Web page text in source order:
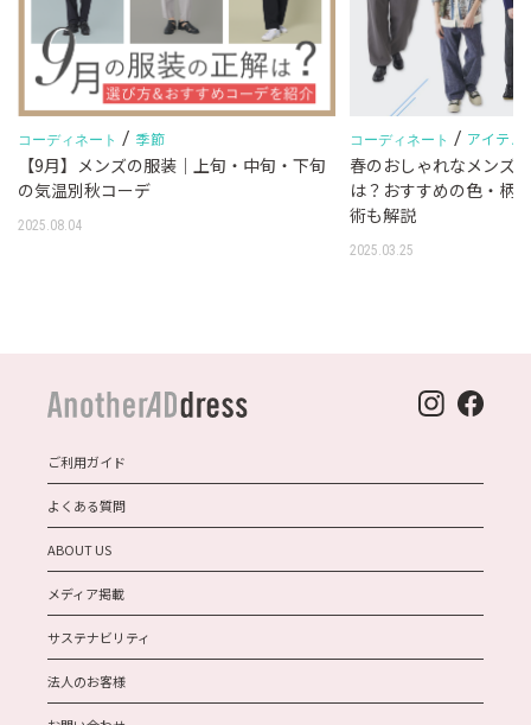
コーディネート / 季節
【9月】メンズの服装｜上旬・中旬・下旬
の気温別秋コーデ
2025.08.04
コーディネート / アイテム
春のおしゃれなメンズ
は？おすすめの色・柄
術も解説
2025.03.25
ご利用ガイド
よくある質問
ABOUT US
メディア掲載
サステナビリティ
法人のお客様